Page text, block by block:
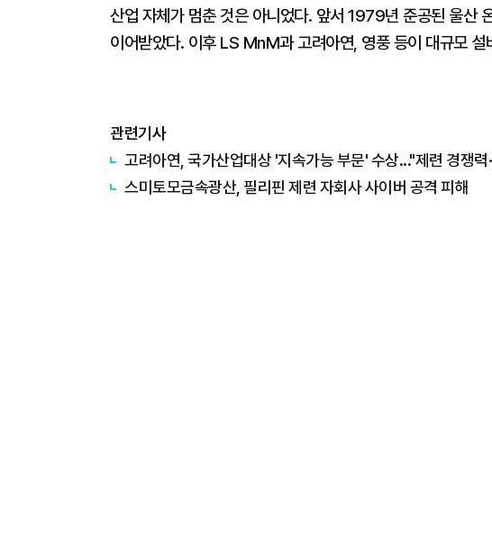
산업 자체가 멈춘 것은 아니었다. 앞서 1979년 준공된 울산
이어받았다. 이후 LS MnM과 고려아연, 영풍 등이 대규모 설
관련기사
고려아연, 국가산업대상 '지속가능 부문' 수상..."제련 경쟁력
스미토모금속광산, 필리핀 제련 자회사 사이버 공격 피해